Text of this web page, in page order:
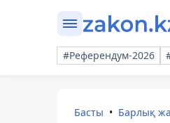
#Референдум-2026
Басты Барлық